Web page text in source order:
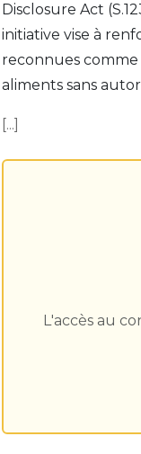
Disclosure Act
initiative vise à
reconnues comme
aliments sans
[...]
L'accès au